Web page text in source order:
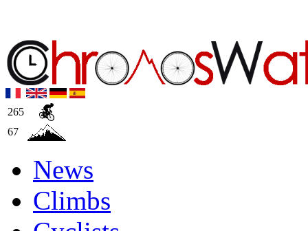
265
67
News
Climbs